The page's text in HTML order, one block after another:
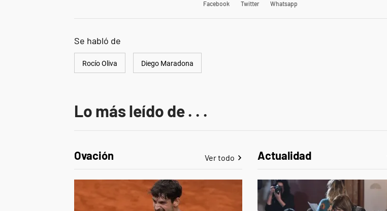
Facebook Twitter Whatsapp
Se habló de
Rocío Oliva Diego Maradona
Lo más leído de . . .
Ovación Ver todo Actualidad